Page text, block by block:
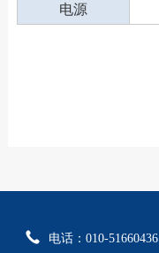
电源
电话：010-51660436